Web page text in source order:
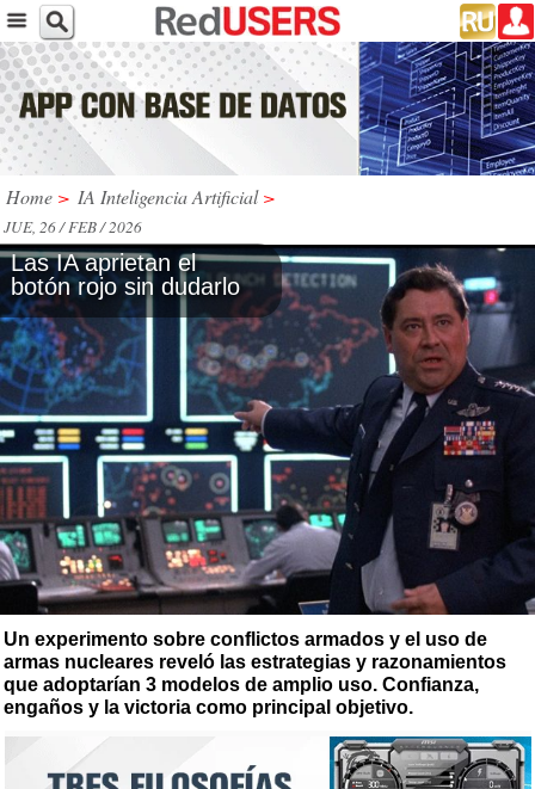
Home > IA Inteligencia Artificial >
JUE, 26 / FEB / 2026
Las IA aprietan el
botón rojo sin dudarlo
Un experimento sobre conflictos armados y el uso de
armas nucleares reveló las estrategias y razonamientos
que adoptarían 3 modelos de amplio uso. Confianza,
engaños y la victoria como principal objetivo.